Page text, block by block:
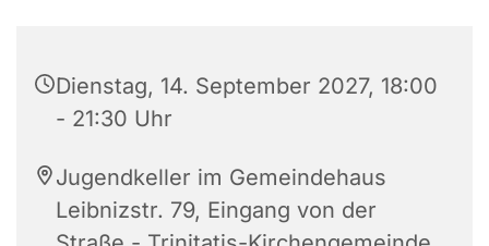
Dienstag, 14. September 2027, 18:00
- 21:30 Uhr
Jugendkeller im Gemeindehaus
Leibnizstr. 79, Eingang von der